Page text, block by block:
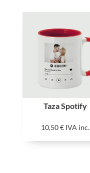
Taza Spotify
10,50€ IVA inc.